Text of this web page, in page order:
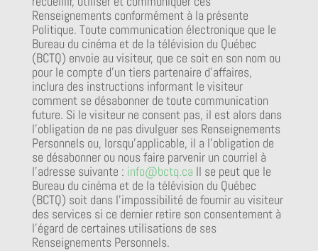
Renseignements conformément à la présente
Politique. Toute communication électronique que le
Bureau du cinéma et de la télévision du Québec
(BCTQ) envoie au visiteur, que ce soit en son nom ou
pour le compte d’un tiers partenaire d’affaires,
inclura des instructions informant le visiteur
comment se désabonner de toute communication
future. Si le visiteur ne consent pas, il est alors dans
l’obligation de ne pas divulguer ses Renseignements
Personnels ou, lorsqu’applicable, il a l’obligation de
se désabonner ou nous faire parvenir un courriel à
l’adresse suivante : info@bctq.ca Il se peut que le
Bureau du cinéma et de la télévision du Québec
(BCTQ) soit dans l’impossibilité de fournir au visiteur
des services si ce dernier retire son consentement à
l’égard de certaines utilisations de ses
Renseignements Personnels.